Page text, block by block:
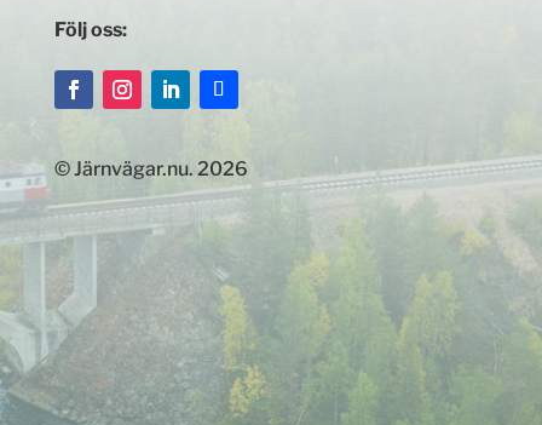
Följ oss:
© Järnvägar.nu. 2026